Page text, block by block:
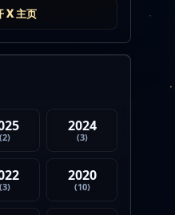
行为 3. 加密亿万富翁继
X 主页
(2)
2024
(3)
(3)
2020
(10)